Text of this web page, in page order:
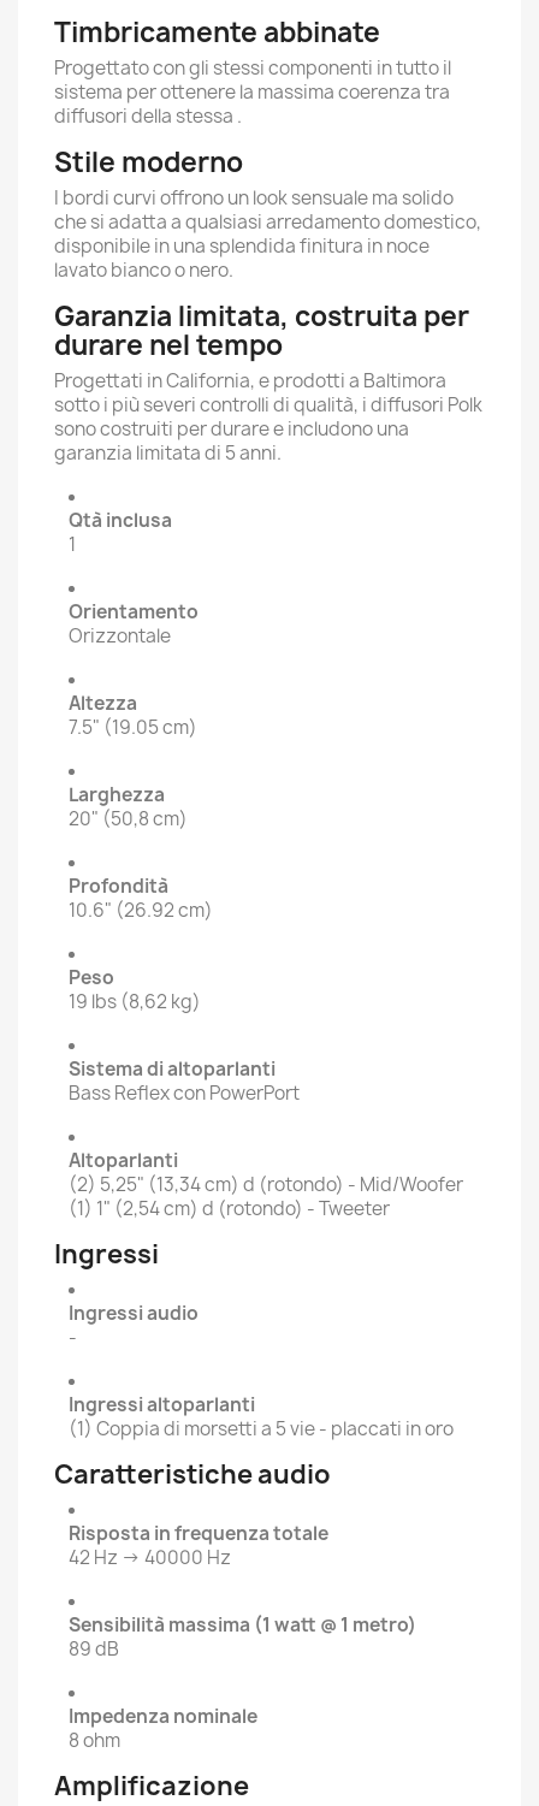
Timbricamente abbinate
Progettato con gli stessi componenti in tutto il
sistema per ottenere la massima coerenza tra
diffusori della stessa .
Stile moderno
I bordi curvi offrono un look sensuale ma solido
che si adatta a qualsiasi arredamento domestico,
disponibile in una splendida finitura in noce
lavato bianco o nero.
Garanzia limitata, costruita per
durare nel tempo
Progettati in California, e prodotti a Baltimora
sotto i più severi controlli di qualità, i diffusori Polk
sono costruiti per durare e includono una
garanzia limitata di 5 anni.
Qtà inclusa
1
Orientamento
Orizzontale
Altezza
7.5" (19.05 cm)
Larghezza
20" (50,8 cm)
Profondità
10.6" (26.92 cm)
Peso
19 lbs (8,62 kg)
Sistema di altoparlanti
Bass Reflex con PowerPort
Altoparlanti
(2) 5,25" (13,34 cm) d (rotondo) - Mid/Woofer
(1) 1" (2,54 cm) d (rotondo) - Tweeter
Ingressi
Ingressi audio
-
Ingressi altoparlanti
(1) Coppia di morsetti a 5 vie - placcati in oro
Caratteristiche audio
Risposta in frequenza totale
42 Hz → 40000 Hz
Sensibilità massima (1 watt @ 1 metro)
89 dB
Impedenza nominale
8 ohm
Amplificazione